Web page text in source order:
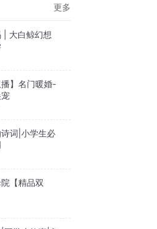
更多
| 大白鲸幻想
播】名门暖婚-
词|小学生必
【精品双